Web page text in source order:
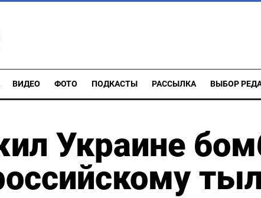
ВИДЕО ФОТО ПОДКАСТЫ РАССЫЛКА ВЫБОР
Украине